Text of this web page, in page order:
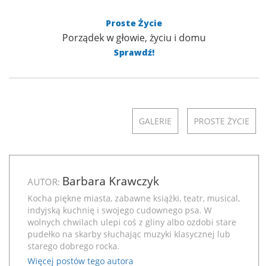
Proste Życie
Porządek w głowie, życiu i domu
Sprawdź!
GALERIE PROSTE ŻYCIE
AUTOR: Barbara Krawczyk
Kocha piękne miasta, zabawne książki, teatr, musical,
indyjską kuchnię i swojego cudownego psa. W
wolnych chwilach ulepi coś z gliny albo ozdobi stare
pudełko na skarby słuchając muzyki klasycznej lub
starego dobrego rocka.
Więcej postów tego autora